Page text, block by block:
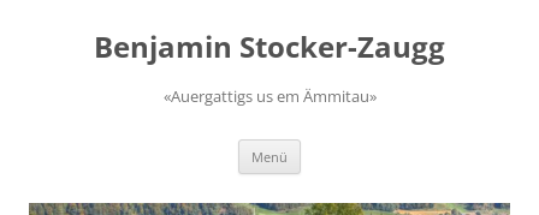
springenBenjamin Stocker-Zaugg
«Auergattigs us em Ämmitau»
Menü